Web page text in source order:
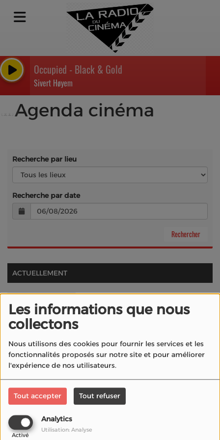
Les informations que nous
collectons
Nous utilisons des cookies pour fournir les services et les
fonctionnalités proposés sur notre site et pour améliorer
l'expérience de nos utilisateurs.
Tout accepter Tout refuser
Analytics
Activé
Utilisation: Analyse
Occupied - Black & Gold
Sivert Høyem
Agenda cinéma
Recherche par lieu
Recherche par date
ACTUELLEMENT
Fema La Rochelle |
International Film
Festival de Locarno
2026 : dates, affiche
officielle, invités et